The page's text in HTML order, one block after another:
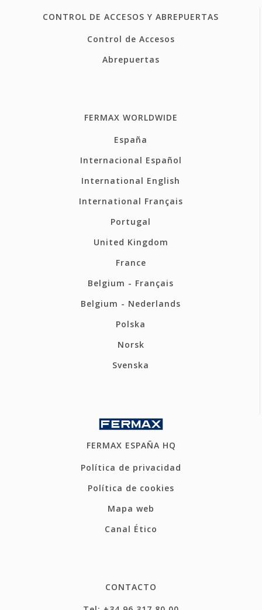
CONTROL DE ACCESOS Y ABREPUERTAS
Control de Accesos
Abrepuertas
FERMAX WORLDWIDE
España
Internacional Español
International English
International Français
Portugal
United Kingdom
France
Belgium - Français
Belgium - Nederlands
Polska
Norsk
Svenska
FERMAX ESPAÑA HQ
Política de privacidad
Política de cookies
Mapa web
Canal Ético
CONTACTO